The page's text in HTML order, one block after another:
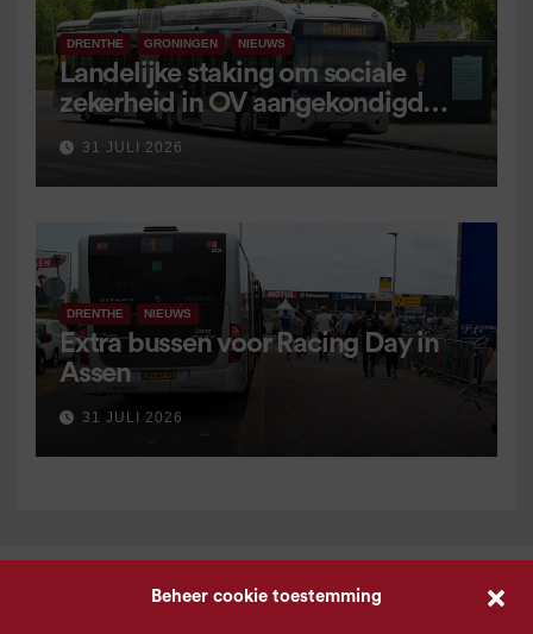
Beheer cookie toestemming
DRENTHE GRONINGEN NIEUWS
Landelijke staking om sociale
zekerheid in OV aangekondigd
voor 9 september
31 JULI 2026
DRENTHE NIEUWS
Extra bussen voor Racing Day in
Assen
31 JULI 2026